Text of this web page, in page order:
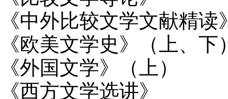
《中外比较文学文献精读
《欧美文学史》（上、下
《外国文学》（上）
《西方文学选讲》